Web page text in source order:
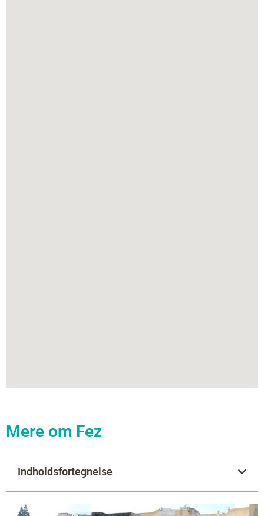
Mere om Fez
Indholdsfortegnelse